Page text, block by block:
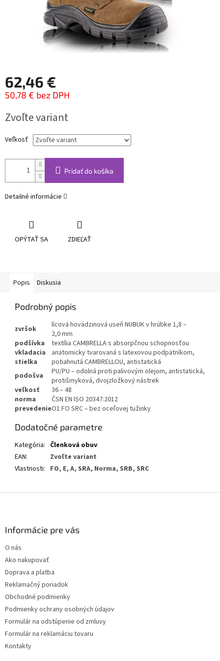
62,46 €
50,78 € bez DPH
cena:
Zvoľte variant
Veľkosť
Pridať do košíka
Detailné informácie
OPÝTAŤ SA ZDIEĽAŤ
Popis Diskusia
Podrobný popis
zvršok
lícová hovädzinová useň NUBUK v hrúbke 1,8 –
2,0 mm
podšívka
textília CAMBRELLA s absorpčnou schopnosťou
vkladacia
stielka
anatomicky tvarovaná s latexovou podpätníkom,
potiahnutá CAMBRELLOU, antistatická
podošva
PU/PU – odolná proti palivovým olejom, antistatická,
protišmyková, dvojzložkový nástrek
veľkosť
36 – 48
norma
ČSN EN ISO 20347:2012
prevedenieO1 FO SRC – bez oceľovej tužinky
Dodatočné parametre
Kategória: Členková obuv
EAN:
Zvoľte variant
Vlastnosti: FO, E, A, SRA, Norma, SRB, SRC
Informácie pre vás
O nás
Ako nakupovať
Doprava a platba
Reklamačný poriadok
Obchodné podmienky
Podmienky ochrany osobných údajov
Formulár na odstúpenie od zmluvy
Formulár na reklamáciu tovaru
Kontakty